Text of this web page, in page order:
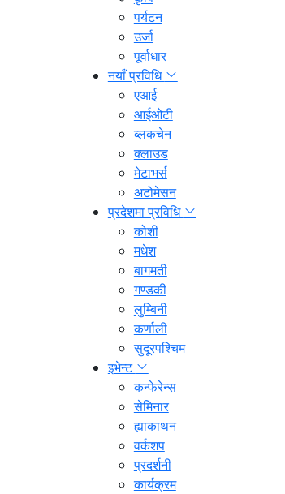
पर्यटन
उर्जा
पूर्वाधार
नयाँ प्रविधि
एआई
आईओटी
ब्लकचेन
क्लाउड
मेटाभर्स
अटोमेसन
प्रदेशमा प्रविधि
कोशी
मधेश
बागमती
गण्डकी
लुम्बिनी
कर्णाली
सुदूरपश्चिम
इभेन्ट
कन्फेरेन्स
सेमिनार
ह्याकाथन
वर्कशप
प्रदर्शनी
कार्यक्रम